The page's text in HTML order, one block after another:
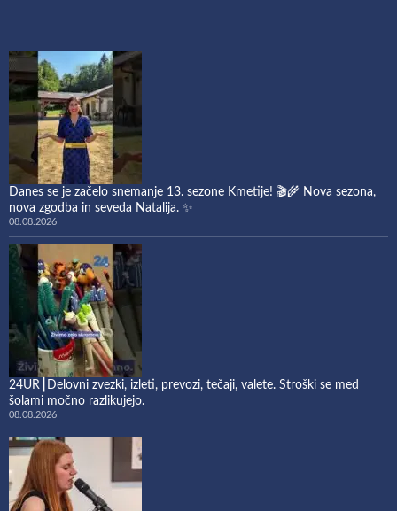
Danes se je začelo snemanje 13. sezone Kmetije! 🎬🌾 Nova sezona,
nova zgodba in seveda Natalija. ✨
08.08.2026
24UR┃Delovni zvezki, izleti, prevozi, tečaji, valete. Stroški se med
šolami močno razlikujejo.
08.08.2026